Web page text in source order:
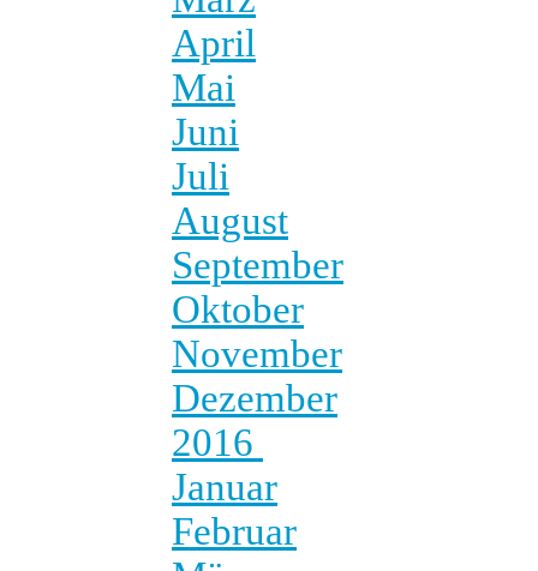
April
Mai
Juni
Juli
August
September
Oktober
November
Dezember
2016
Januar
Februar